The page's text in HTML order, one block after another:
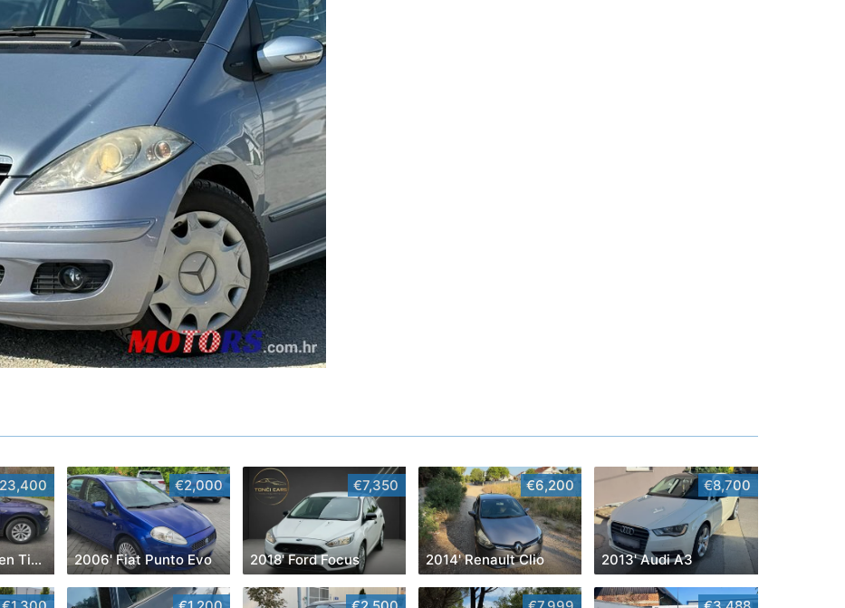
2017' Volkswagen Tiguan
€2,000
2006' Fiat Punto Evo
€7,350
2018' Ford Focus
€6,200
2014' Renault Clio
€8,700
2013' Audi A3